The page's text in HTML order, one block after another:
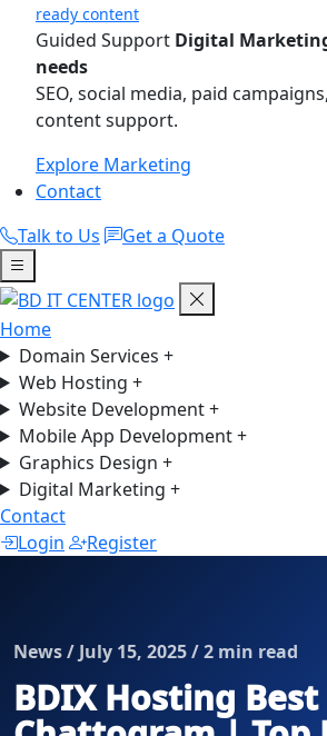
ready content
Guided Support Digital
needs
SEO, social media, paid
content support.
Explore Marketing
Contact
Talk to Us
Get a Quote
Home
Domain Services +
Web Hosting +
Website Development+
Mobile App Development+
Graphics Design +
Digital Marketing +
Contact
Login
Register
News / July 15, 2025 / 2 min read
BDIX Hosting Best